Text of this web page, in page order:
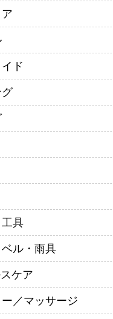
ド
具
ル・雨具
ケア
／マッサージ